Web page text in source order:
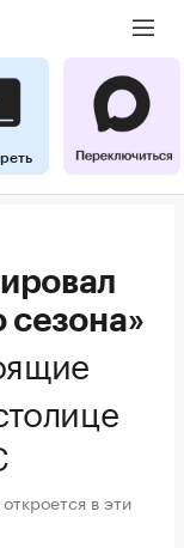
сезона»
в эти